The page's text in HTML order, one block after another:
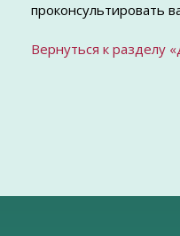
проконсультировать
Вернуться к разделу